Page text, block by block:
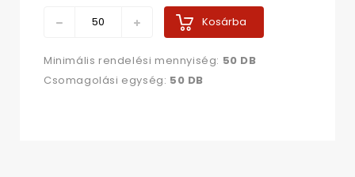
Kosárba
Minimális rendelési mennyiség: 50 DB
Csomagolási egység: 50 DB